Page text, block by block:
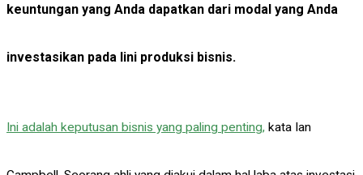
keuntungan yang Anda dapatkan dari modal yang Anda
investasikan pada lini produksi bisnis.
Ini adalah keputusan bisnis yang paling penting, kata Ian